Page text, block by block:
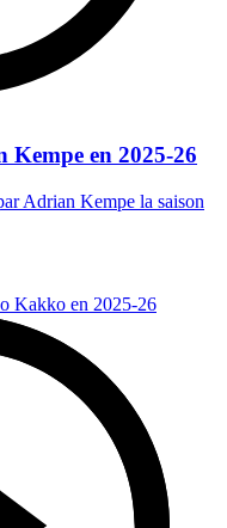
en 2025-26
Adrian Kempe la saison